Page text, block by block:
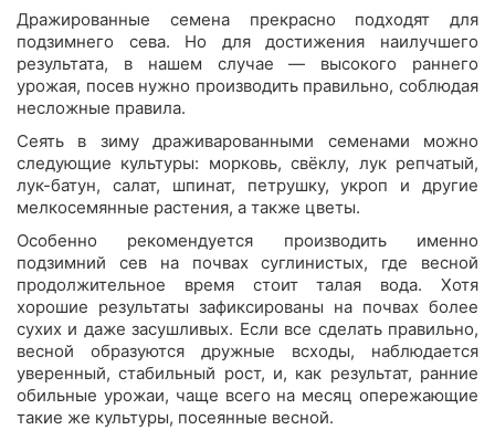
Дражированные семена прекрасно подходят для
подзимнего сева. Но для достижения наилучшего
результата, в нашем случае — высокого раннего
урожая, посев нужно производить правильно, соблюдая
несложные правила.
Сеять в зиму драживарованными семенами можно
следующие культуры: морковь, свёклу, лук репчатый,
лук-батун, салат, шпинат, петрушку, укроп и другие
мелкосемянные растения, а также цветы.
Особенно рекомендуется производить именно
подзимний сев на почвах суглинистых, где весной
продолжительное время стоит талая вода. Хотя
хорошие результаты зафиксированы на почвах более
сухих и даже засушливых. Если все сделать правильно,
весной образуются дружные всходы, наблюдается
уверенный, стабильный рост, и, как результат, ранние
обильные урожаи, чаще всего на месяц опережающие
такие же культуры, посеянные весной.